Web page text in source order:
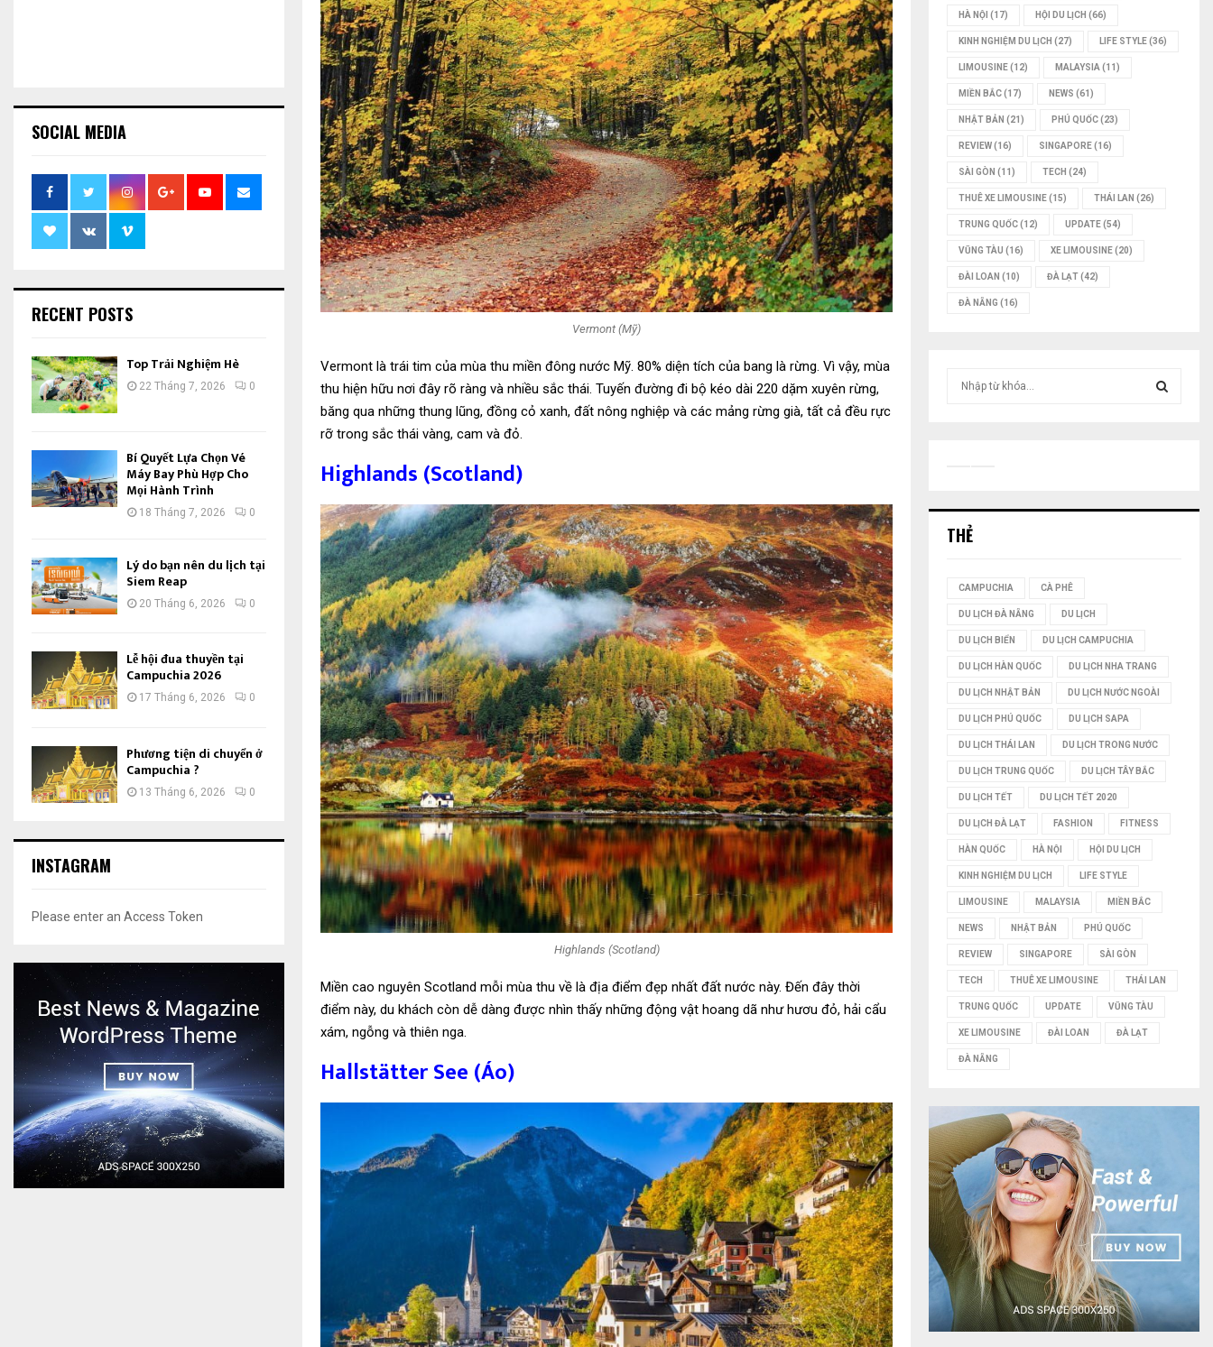
Vermont (Mỹ)
Vermont là trái tim của mùa thu miền đông nước Mỹ. 80% diện tích của bang là rừng. Vì vậy, mùa
thu hiện hữu nơi đây rõ ràng và nhiều sắc thái. Tuyến đường đi bộ kéo dài 220 dặm xuyên rừng,
băng qua những thung lũng, đồng cỏ xanh, đất nông nghiệp và các mảng rừng già, tất cả đều rực
rỡ trong sắc thái vàng, cam và đỏ.
Highlands (Scotland)
Highlands (Scotland)
Miền cao nguyên Scotland mỗi mùa thu về là địa điểm đẹp nhất đất nước này. Đến đây thời
điểm này, du khách còn dễ dàng được nhìn thấy những động vật hoang dã như hươu đỏ, hải cẩu
xám, ngỗng và thiên nga.
Hallstätter See (Áo)
SOCIAL MEDIA
RECENT POSTS
Top Trải Nghiệm Hè
22 Tháng 7, 2026 0
Bí Quyết Lựa Chọn Vé
Máy Bay Phù Hợp Cho
Mọi Hành Trình
18 Tháng 7, 2026 0
Lý do bạn nên du lịch tại
Siem Reap
20 Tháng 6, 2026 0
Lễ hội đua thuyền tại
Campuchia 2026
17 Tháng 6, 2026 0
Phương tiện di chuyển ở
Campuchia ?
13 Tháng 6, 2026 0
INSTAGRAM
Please enter an Access Token
HÀ NỘI (17) HỘI DU LỊCH (66)
KINH NGHIỆM DU LỊCH (27) LIFE STYLE(36)
LIMOUSINE(12) MALAYSIA (11)
MIỀN BẮC(17) NEWS (61)
NHẬT BẢN (21) PHÚ QUỐC(23)
REVIEW(16) SINGAPORE(16)
SÀI GÒN (11) TECH (24)
THUÊ XE LIMOUSINE(15) THÁI LAN (26)
TRUNG QUỐC(12) UPDATE(54)
VŨNG TÀU (16) XE LIMOUSINE(20)
ĐÀI LOAN (10) ĐÀ LẠT(42)
ĐÀ NẴNG (16)
:
THẺ
CAMPUCHIA CÀ PHÊ
DU LỊCH ĐÀ NẴNG DU LỊCH
DU LỊCH BIỂN DU LỊCH CAMPUCHIA
DU LỊCH HÀN QUỐC DU LỊCH NHA TRANG
DU LỊCH NHẬT BẢN DU LỊCH NƯỚC NGOÀI
DU LỊCH PHÚ QUỐC DU LỊCH SAPA
DU LỊCH THÁI LAN DU LỊCH TRONG NƯỚC
DU LỊCH TRUNG QUỐC DU LỊCH TÂY BẮC
DU LỊCH TẾT DU LỊCH TẾT 2020
DU LỊCH ĐÀ LẠT FASHION FITNESS
HÀN QUỐC HÀ NỘI HỘI DU LỊCH
KINH NGHIỆM DU LỊCH LIFE STYLE
LIMOUSINE MALAYSIA MIỀN BẮC
NEWS NHẬT BẢN PHÚ QUỐC
REVIEW SINGAPORE SÀI GÒN
TECH THUÊ XE LIMOUSINE THÁI LAN
TRUNG QUỐC UPDATE VŨNG TÀU
XE LIMOUSINE ĐÀI LOAN ĐÀ LẠT
ĐÀ NẴNG